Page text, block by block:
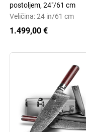
postoljem, 24"/61 cm
Veličina: 24 in/61 cm
1.499,00 €